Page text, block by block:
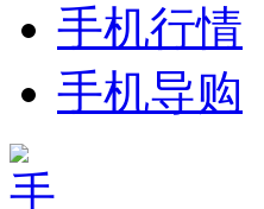
手机行情
手机导购